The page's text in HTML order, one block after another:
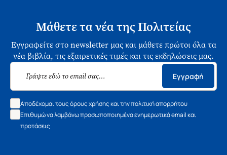
Μάθετε τα νέα της Πολιτείας
Εγγραφείτε στο newsletter μας και μάθετε πρώτοι όλα τα
νέα βιβλία, τις εξαιρετικές τιμές και τις εκδηλώσεις μας.
Εγγραφή
Αποδέχομαι τους όρους χρήσης και την πολιτική απορρήτου
Επιθυμώ να λαμβάνω προσωποποιημένα ενημερωτικά email και
προτάσεις